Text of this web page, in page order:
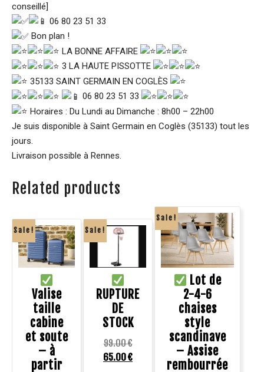
conseillé]
06 80 23 51 33
Bon plan !
LA BONNE AFFAIRE
3 LA HAUTE PISSOTTE
35133 SAINT GERMAIN EN COGLÈS
06 80 23 51 33
Horaires : Du Lundi au Dimanche : 8h00 – 22h00
Je suis disponible à Saint Germain en Coglès (35133) tout les
jours.
Livraison possible à Rennes.
Related products
Sale!
Valise
taille
cabine
et soute
– à
partir
Sale!
RUPTURE
DE
STOCK
99.00€
65.00€
Sale!
Lot de
2-4-6
chaises
style
scandinave
– Assise
rembourrée